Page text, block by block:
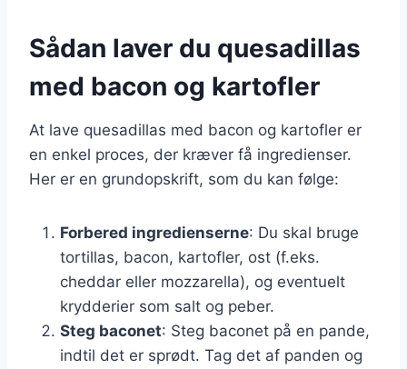
Sådan laver du quesadillas
med bacon og kartofler
At lave quesadillas med bacon og kartofler er
en enkel proces, der kræver få ingredienser.
Her er en grundopskrift, som du kan følge:
Forbered ingredienserne: Du skal bruge
tortillas, bacon, kartofler, ost (f.eks.
cheddar eller mozzarella), og eventuelt
krydderier som salt og peber.
Steg baconet: Steg baconet på en pande,
indtil det er sprødt. Tag det af panden og